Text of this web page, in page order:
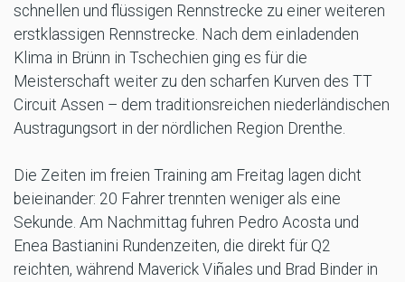
schnellen und flüssigen Rennstrecke zu einer weiteren
erstklassigen Rennstrecke. Nach dem einladenden
Klima in Brünn in Tschechien ging es für die
Meisterschaft weiter zu den scharfen Kurven des TT
Circuit Assen – dem traditionsreichen niederländischen
Austragungsort in der nördlichen Region Drenthe.
Die Zeiten im freien Training am Freitag lagen dicht
beieinander: 20 Fahrer trennten weniger als eine
Sekunde. Am Nachmittag fuhren Pedro Acosta und
Enea Bastianini Rundenzeiten, die direkt für Q2
reichten, während Maverick Viñales und Brad Binder in